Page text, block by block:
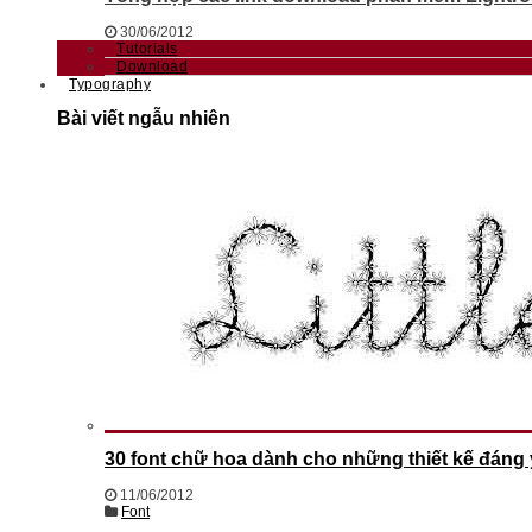
30/06/2012
Tutorials
Download
Typography
Bài viết ngẫu nhiên
30 font chữ hoa dành cho những thiết kế đáng
11/06/2012
Font